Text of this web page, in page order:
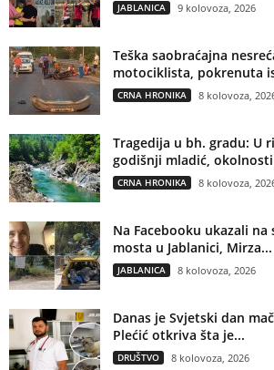
JABLANICA 9 kolovoza, 2026
Teška saobraćajna
motociklista, pokrenuta
CRNA HRONIKA 8 kolovoza,
Tragedija u bh. gradu: U
godišnji mladić,
CRNA HRONIKA 8 kolovoza,
Na Facebooku ukazali na
mosta u Jablanici, Mirza...
JABLANICA 8 kolovoza, 2026
Danas je Svjetski dan
Plećić otkriva šta je...
DRUŠTVO 8 kolovoza, 2026